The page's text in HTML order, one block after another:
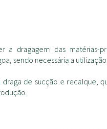
a dragagem das matérias-
sendo necessária a
de sucção e recalque,